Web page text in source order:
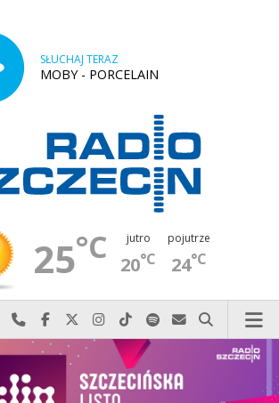
SŁUCHAJ TERAZ
MOBY - PORCELAIN
25°C jutro
20°C
pojutrze
24°C
Najlepiej po prostu do nas zadzwoń
Odwiedź nas na Facebook-u
Odwiedź nas na X
Odwiedź nas na Instagram-ie
Odwiedź nas na TikTok-u
Szukaj nas na Spotify
Wyślij do nas
Szukaj